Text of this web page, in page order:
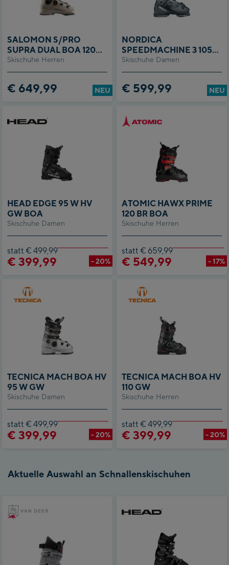
Skischuhe Herren
SALOMON S/PRO
SUPRA DUAL BOA 120
GW
€ 649,99 NEU
Skischuhe Damen
NORDICA
SPEEDMACHINE 3 105
BOA DD GW
€ 599,99 NEU
Skischuhe Damen
HEAD EDGE 95 W HV
GW BOA
statt € 499,99
€ 399,99 - 20%
Skischuhe Herren
ATOMIC HAWX PRIME
120 BR BOA
statt € 659,99
€ 549,99 - 17%
Skischuhe Damen
TECNICA MACH BOA HV
95 W GW
statt € 499,99
€ 399,99 - 20%
Skischuhe Herren
TECNICA MACH BOA HV
110 GW
statt € 499,99
€ 399,99 - 20%
Aktuelle Auswahl an Schnallenskischuhen